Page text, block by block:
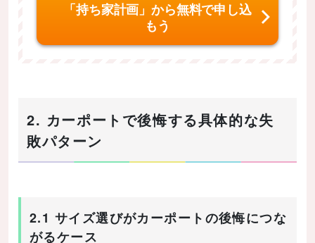
「持ち家計画」から無料で申し込
もう
2. カーポートで後悔する具体的な失
敗パターン
2.1 サイズ選びがカーポートの後悔につな
がるケース